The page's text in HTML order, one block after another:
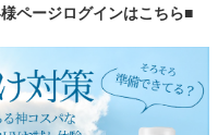
ページログインはこちら■